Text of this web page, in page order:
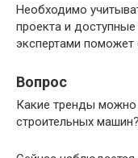
Необходимо
проекта и доступные
экспертами
Вопрос
Какие тренды можно
строительных машин?